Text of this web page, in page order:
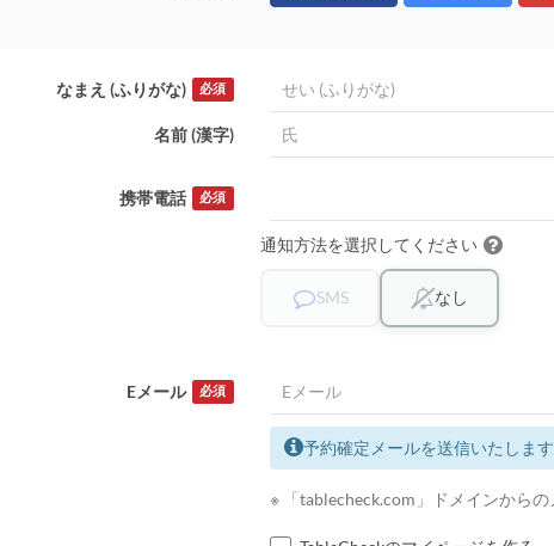
なまえ (ふりがな) 必須
名前 (漢字)
携帯電話 必須
通知方法を選択してください
SMS なし
Eメール 必須
予約確定メールを送信いたしま
※ 「tablecheck.com」ドメインから